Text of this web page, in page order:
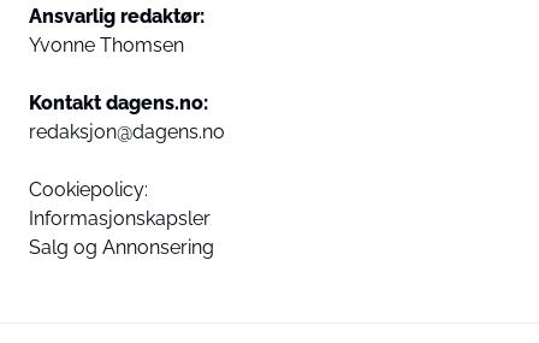
Ansvarlig redaktør:
Yvonne Thomsen
Kontakt dagens.no:
redaksjon@dagens.no
Cookiepolicy:
Informasjonskapsler
Salg og Annonsering